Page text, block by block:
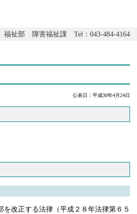
福祉部 障害福祉課 Tel：043-484-4164
公表日：平成30年4月24日
改正する法律（平成２８年法律第６５